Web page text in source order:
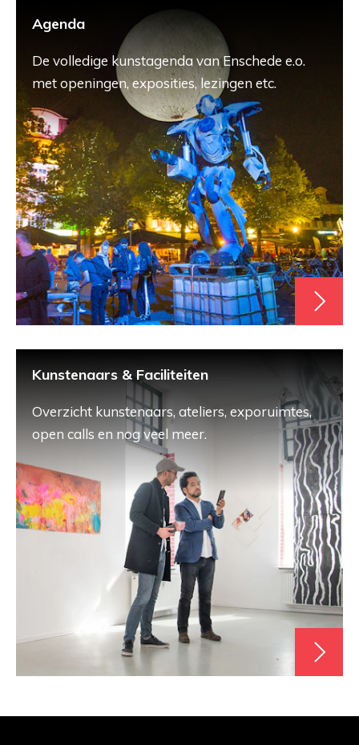
Agenda
De volledige kunstagenda van Enschede e.o.
met openingen, exposities, lezingen etc.
Kunstenaars & Faciliteiten
Overzicht kunstenaars, ateliers, exporuimtes,
open calls en nog veel meer.